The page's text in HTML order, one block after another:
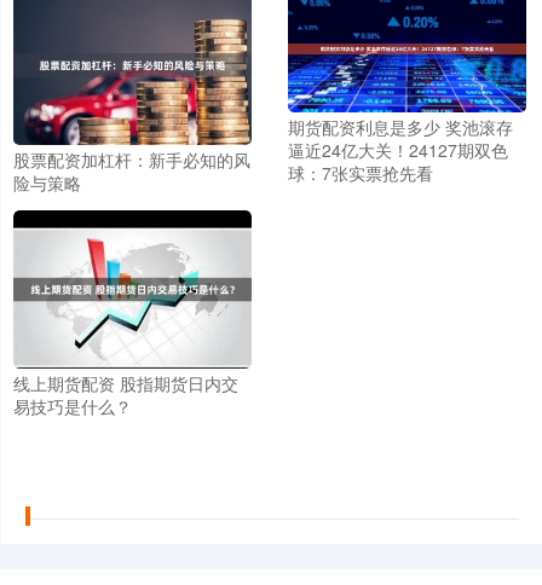
股票配资加杠杆：新手必知的风
险与策略
期货配资利息是多少 奖池滚存
逼近24亿大关！24127期双色
球：7张实票抢先看
线上期货配资 股指期货日内交
易技巧是什么？